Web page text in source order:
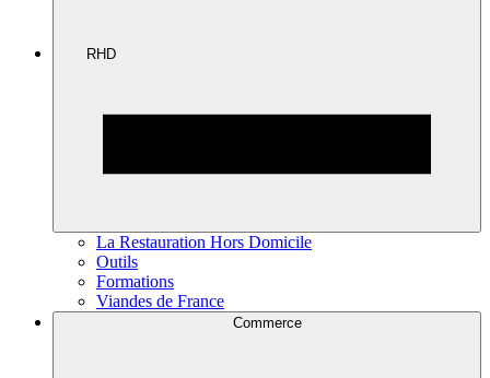
RHD
La Restauration Hors Domicile
Outils
Formations
Viandes de France
Commerce